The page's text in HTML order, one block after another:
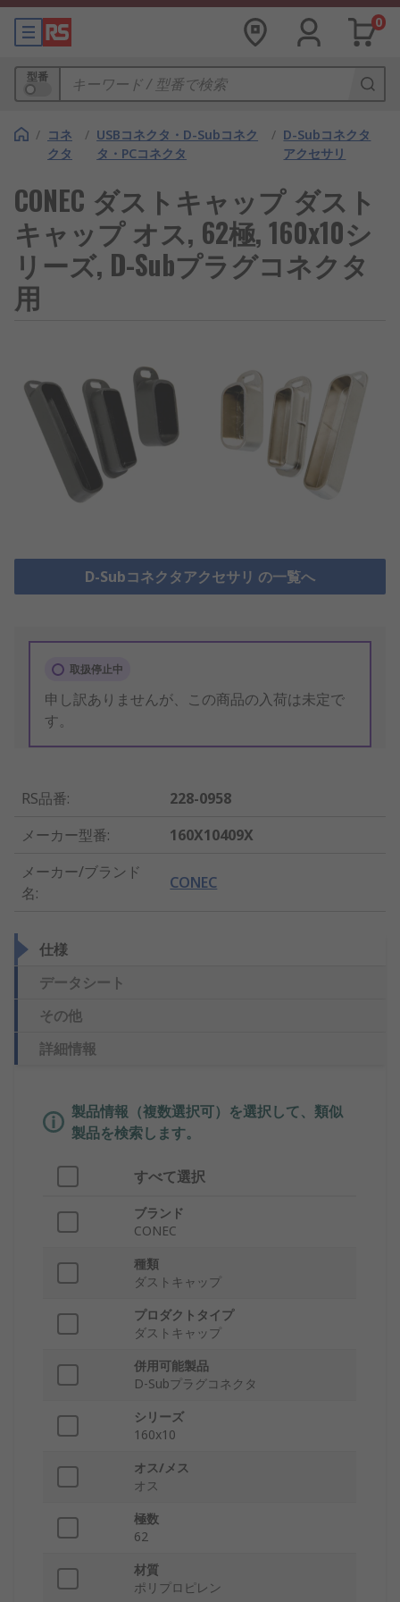
0
型番
/ コネ
クタ
/ USBコネクタ・D-Subコネク
タ・PCコネクタ
/ D-Subコネクタ
アクセサリ
CONEC ダストキャップ ダスト
キャップ オス, 62極, 160x10シ
リーズ, D-Subプラグコネクタ
用
D-Subコネクタアクセサリ の一覧へ
取扱停止中
申し訳ありませんが、この商品の入荷は未定で
す。
RS品番:
228-0958
メーカー型番:
160X10409X
メーカー/ブランド
名:
CONEC
仕様
データシート
その他
詳細情報
製品情報（複数選択可）を選択して、類似
製品を検索します。
すべて選択
ブランド
CONEC
種類
ダストキャップ
プロダクトタイプ
ダストキャップ
併用可能製品
D-Subプラグコネクタ
シリーズ
160x10
オス/メス
オス
極数
62
材質
ポリプロピレン